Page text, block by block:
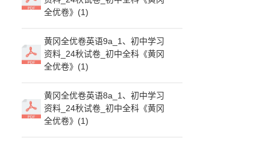
全优卷》(1)
黄冈全优卷英语9a_1、初中学习
资料_24秋试卷_初中全科《黄冈
全优卷》(1)
黄冈全优卷英语8a_1、初中学习
资料_24秋试卷_初中全科《黄冈
全优卷》(1)